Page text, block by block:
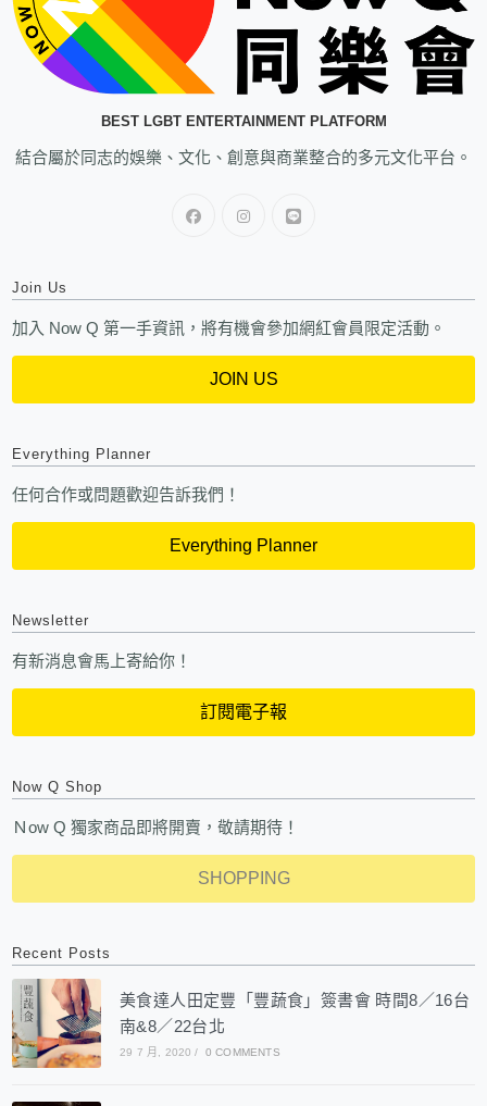
BEST LGBT ENTERTAINMENT PLATFORM
結合屬於同志的娛樂、文化、創意與商業整合的多元文化平台。
Join Us
加入 Now Q 第一手資訊，將有機會參加網紅會員限定活動。
JOIN US
Everything Planner
任何合作或問題歡迎告訴我們！
Everything Planner
Newsletter
有新消息會馬上寄給你！
訂閱電子報
Now Q Shop
Ｎow Q 獨家商品即將開賣，敬請期待！
SHOPPING
Recent Posts
美食達人田定豐「豐蔬食」簽書會 時間8／16台
南&8／22台北
29 7 月, 2020 / 0 COMMENTS